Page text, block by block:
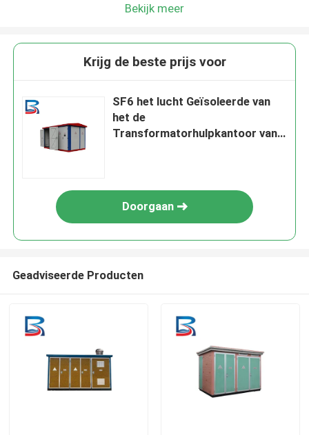
Bekijk meer
Krijg de beste prijs voor
SF6 het lucht Geïsoleerde van
het de
Transformatorhulpkantoor van
Doorgaan
Geadviseerde Producten